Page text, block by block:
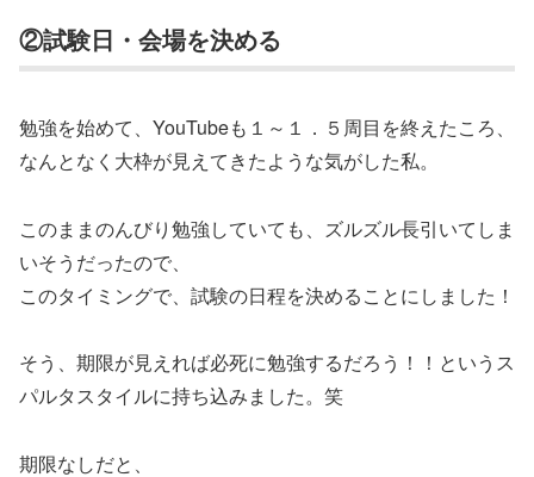
②試験日・会場を決める
勉強を始めて、YouTubeも１～１．５周目を終えたころ、
なんとなく大枠が見えてきたような気がした私。
このままのんびり勉強していても、ズルズル長引いてしま
いそうだったので、
このタイミングで、試験の日程を決めることにしました！
そう、期限が見えれば必死に勉強するだろう！！というス
パルタスタイルに持ち込みました。笑
期限なしだと、